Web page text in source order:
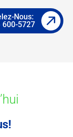
Nous:
600-5727